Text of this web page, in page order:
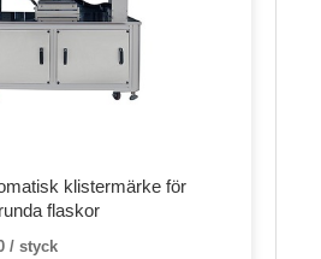
klistermärke för
flaskor
/ styck